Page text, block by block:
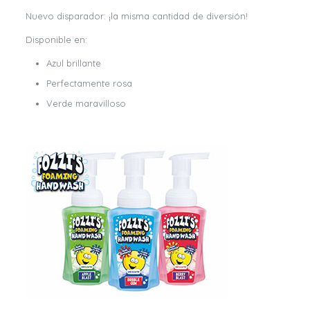
Nuevo disparador: ¡la misma cantidad de diversión!
Disponible en:
Azul brillante
Perfectamente rosa
Verde maravilloso